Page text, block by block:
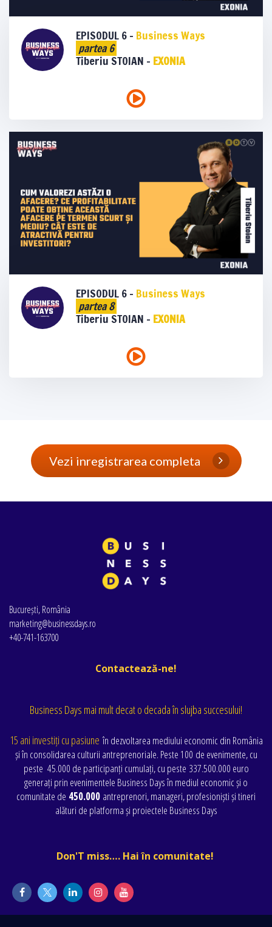
EPISODUL 6 - Business Ways
partea 6
Tiberiu STOIAN - EXONIA
EPISODUL 6 - Business Ways
partea 8
Tiberiu STOIAN - EXONIA
Vezi inregistrarea completa
București, România
marketing@businessdays.ro
+40-741-163700
Contactează-ne!
Business Days mai mult decat o decada în slujba succesului!
15 ani investiți cu pasiune în dezvoltarea mediului economic din România
și în consolidarea culturii antreprenoriale. Peste 100 de evenimente, cu
peste 45.000 de participanți cumulați, cu peste 337.500.000 euro
generați prin evenimentele Business Days în mediul economic și o
comunitate de 450.000 antreprenori, manageri, profesioniști și tineri
alături de platforma și proiectele Business Days
Don'T miss…. Hai în comunitate!